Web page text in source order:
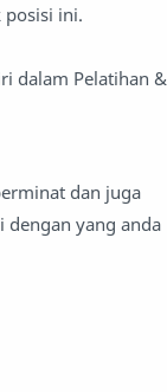
ini.
dalam Pelatihan &
dan juga
dengan yang anda